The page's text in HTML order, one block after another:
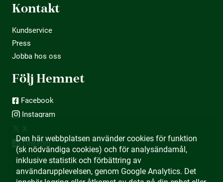
Kontakt
Kundservice
Press
Jobba hos oss
Följ Hemnet
Facebook
Instagram
X
LinkedIn
Den här webbplatsen använder cookies för funktion
(sk nödvändiga cookies) och för analysändamål,
inklusive statistik och förbättring av
användarupplevelsen, genom Google Analytics. Det